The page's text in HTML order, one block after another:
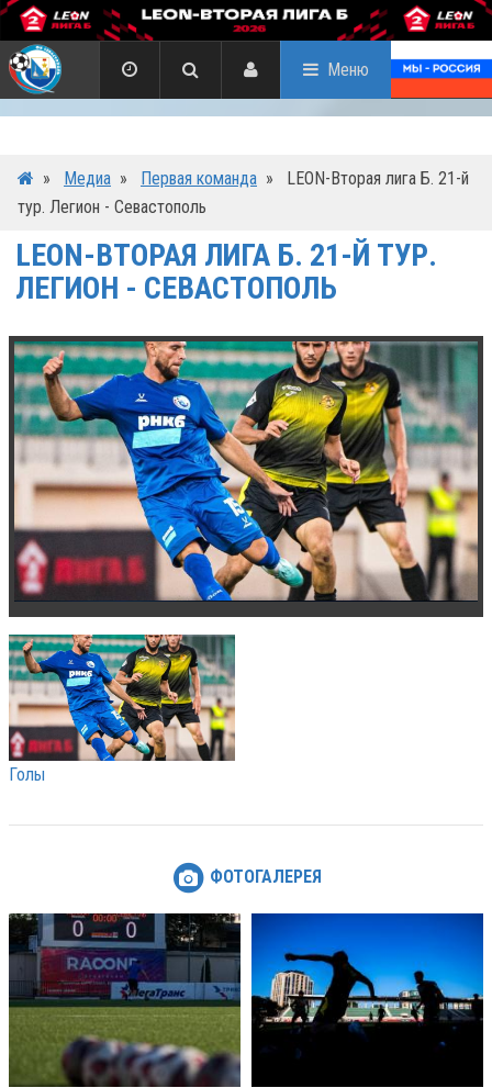
Меню
» Медиа » Первая команда »
LEON-Вторая лига Б. 21-й
тур. Легион - Севастополь
LEON-ВТОРАЯ ЛИГА Б. 21-Й ТУР.
ЛЕГИОН - СЕВАСТОПОЛЬ
Голы
ФОТОГАЛЕРЕЯ